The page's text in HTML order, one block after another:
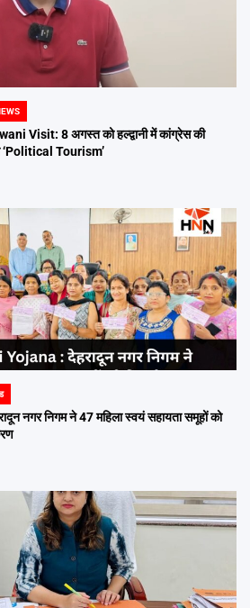
Visit: 8 अगस्त को हल्द्वानी में कांग्रेस की
‘Political Tourism’
नगर निगम ने 47 महिला स्वयं सहायता समूहों को